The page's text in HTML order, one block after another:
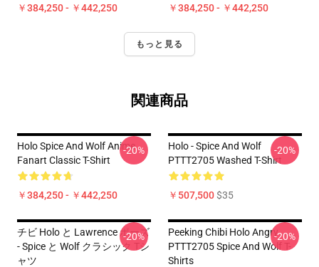
￥384,250 - ￥442,250 ￥384,250 - ￥442,250
もっと見る
関連商品
Holo Spice And Wolf Anime
Fanart Classic T-Shirt
￥384,250 - ￥442,250
-20%
Holo - Spice And Wolf
PTTT2705 Washed T-Shirt
￥507,500$35
-20%
チビ Holo と Lawrence ポーズ
- Spice と Wolf クラシック Tシ
ャツ
-20%
Peeking Chibi Holo Angry
PTTT2705 Spice And Wolf T-
Shirts
-20%